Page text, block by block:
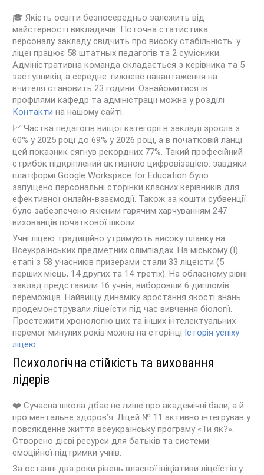
🎓 Якість освіти безпосередньо залежить від
майстерності викладачів. Поточна статистика
персоналу закладу свідчить про високу стабільність: у
ліцеї працює 58 штатных педагогів та 2 сумісники.
Адміністративна команда складається з керівника та 5
заступників, а середнє тижневе навантаження на
вчителя становить 23 години. Ознайомитися із
профілями кафедр та адміністрації можна у розділі
Контакти на нашому сайті.
📈 Частка педагогів вищої категорії в закладі зросла з
60% у 2025 році до 69% у 2026 році, а в початковій ланці
цей показник сягнув рекордних 77%. Такий професійний
стрибок підкріплений активною цифровізацією: завдяки
платформі Google Workspace for Education було
запущено персональні сторінки класних керівників для
ефективної онлайн-взаємодії. Також за кошти субвенції
було забезпечено якісним гарячим харчуванням 247
вихованців початкової школи.
Учні ліцею традиційно утримують високу планку на
Всеукраїнських предметних олімпіадах. На міському (І)
етапі з 58 учасників призерами стали 33 ліцеїсти (5
перших місць, 14 других та 14 третіх). На обласному рівні
заклад представили 16 учнів, виборовши 6 дипломів
переможців. Найвищу динаміку зростання якості знань
продемонстрували ліцеїсти під час вивчення біології.
Простежити хронологію цих та інших інтелектуальних
перемог минулих років можна на сторінці Історія успіху
ліцею.
Психологічна стійкість та виховання
лідерів
❤️ Сучасна школа дбає не лише про академічні бали, а й
про ментальне здоров’я. Ліцей № 11 активно інтегрував у
повсякденне життя всеукраїнську програму «Ти як?».
Створено дієві ресурси для батьків та системи
емоційної підтримки учнів.
За останні два роки рівень власної ініціативи ліцеїстів у